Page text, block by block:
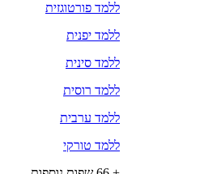
ללמד פורטוגזית
ללמד יפנית
ללמד סינית
ללמד רוסית
ללמד ערבית
ללמד טורקי